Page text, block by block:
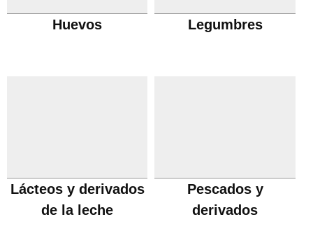
Huevos Legumbres
Lácteos y derivados
de la leche
Pescados y
derivados